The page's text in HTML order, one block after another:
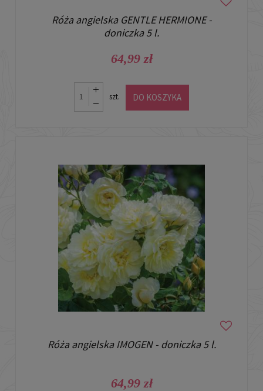
Róża angielska GENTLE HERMIONE -
doniczka 5 l.
64,99 zł
szt. DO KOSZYKA
Róża angielska IMOGEN - doniczka 5 l.
64,99 zł